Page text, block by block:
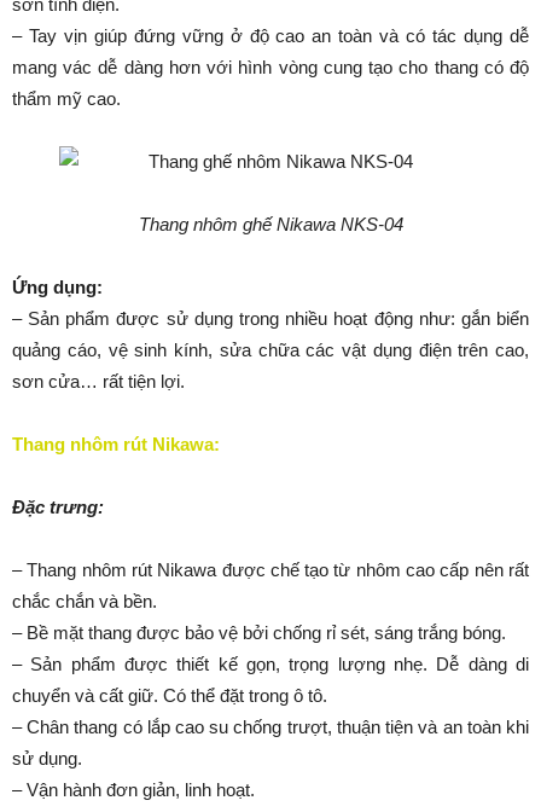
sơn tĩnh điện.
– Tay vịn giúp đứng vững ở độ cao an toàn và có tác dụng dễ
mang vác dễ dàng hơn với hình vòng cung tạo cho thang có độ
thẩm mỹ cao.
Thang nhôm ghế Nikawa NKS-04
Ứng dụng:
– Sản phẩm được sử dụng trong nhiều hoạt động như: gắn biển
quảng cáo, vệ sinh kính, sửa chữa các vật dụng điện trên cao,
sơn cửa… rất tiện lợi.
Thang nhôm rút Nikawa:
Đặc trưng:
– Thang nhôm rút Nikawa được chế tạo từ nhôm cao cấp nên rất
chắc chắn và bền.
– Bề mặt thang được bảo vệ bởi chống rỉ sét, sáng trắng bóng.
– Sản phẩm được thiết kế gọn, trọng lượng nhẹ. Dễ dàng di
chuyển và cất giữ. Có thể đặt trong ô tô.
– Chân thang có lắp cao su chống trượt, thuận tiện và an toàn khi
sử dụng.
– Vận hành đơn giản, linh hoạt.